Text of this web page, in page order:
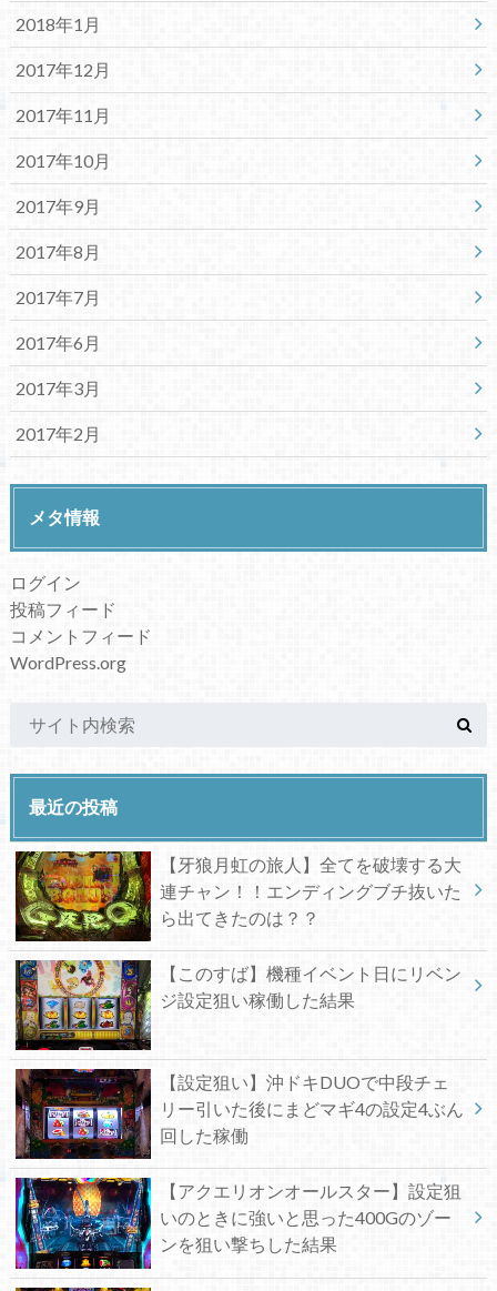
2018年1月
2017年12月
2017年11月
2017年10月
2017年9月
2017年8月
2017年7月
2017年6月
2017年3月
2017年2月
メタ情報
ログイン
投稿フィード
コメントフィード
WordPress.org
最近の投稿
【牙狼月虹の旅人】全てを破壊する大
連チャン！！エンディングブチ抜いた
ら出てきたのは？？
【このすば】機種イベント日にリベン
ジ設定狙い稼働した結果
【設定狙い】沖ドキDUOで中段チェ
リー引いた後にまどマギ4の設定4ぶん
回した稼働
【アクエリオンオールスター】設定狙
いのときに強いと思った400Gのゾー
ンを狙い撃ちした結果